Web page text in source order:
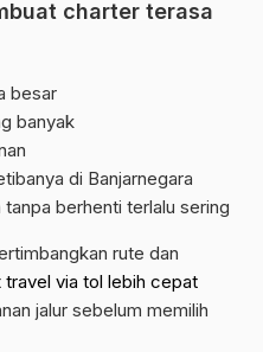
charter terasa
besar
banyak
di Banjarnegara
tanpa berhenti terlalu sering
rute dan
travel via tol lebih cepat
jalur sebelum memilih